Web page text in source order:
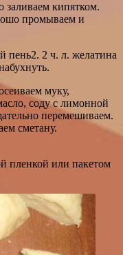
заливаем кипятком.
промываем и
2. 2 ч. л. желатина
муку,
соду с лимонной
перемешиваем.
сметану.
пленкой или пакетом